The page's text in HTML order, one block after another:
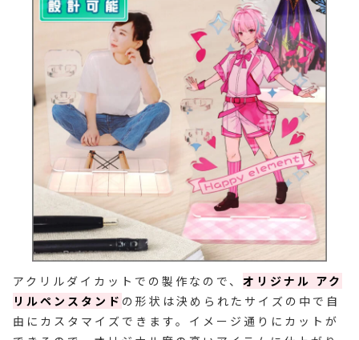
アクリルダイカットでの製作なので、 オリジナル アク
リルペンスタンド の形状は決められたサイズの中で自
由にカスタマイズできます。イメージ通りにカットが